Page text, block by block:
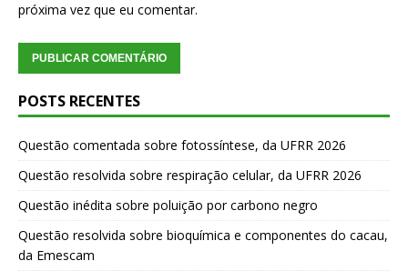
próxima vez que eu comentar.
POSTS RECENTES
Questão comentada sobre fotossíntese, da UFRR 2026
Questão resolvida sobre respiração celular, da UFRR 2026
Questão inédita sobre poluição por carbono negro
Questão resolvida sobre bioquímica e componentes do cacau,
da Emescam